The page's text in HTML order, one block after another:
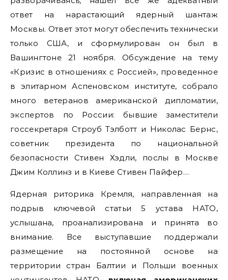
ответ на нарастающий ядерный шантаж
Москвы. Ответ этот могут обеспечить технически
только США, и сформулирован он был в
Вашингтоне 21 ноября. Обсуждение на тему
«Кризис в отношениях с Россией», проведенное
в элитарном Аспеновском институте, собрало
много ветеранов американской дипломатии,
экспертов по России: бывшие заместители
госсекретаря Строуб Тэлботт и Николас Бернс,
советник президента по национальной
безопасности Стивен Хэдли, послы в Москве
Джим Коллинз и в Киеве Стивен Пайфер…
Ядерная риторика Кремля, направленная на
подрыв ключевой статьи 5 устава НАТО,
услышана, проанализирована и принята во
внимание. Все выступавшие поддержали
размещение на постоянной основе на
территории стран Балтии и Польши военных